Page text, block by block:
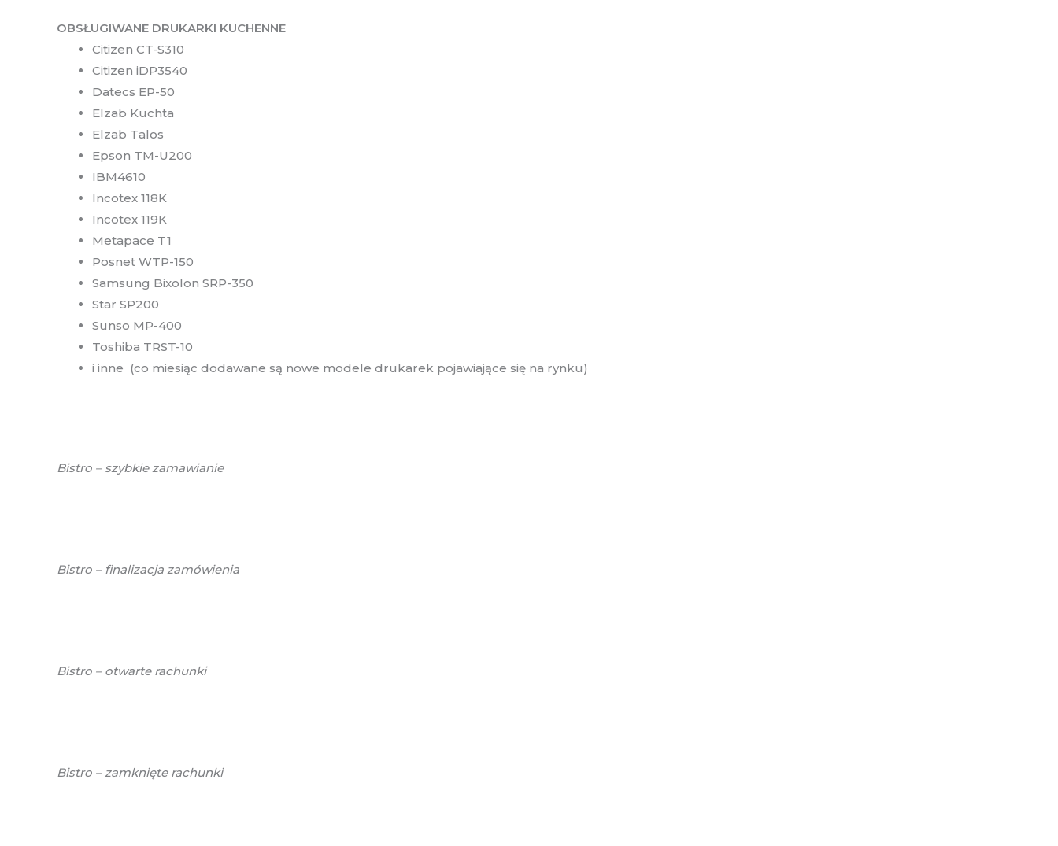
OBSŁUGIWANE DRUKARKI KUCHENNE
Citizen CT-S310
Citizen iDP3540
Datecs EP-50
Elzab Kuchta
Elzab Talos
Epson TM-U200
IBM4610
Incotex 118K
Incotex 119K
Metapace T1
Posnet WTP-150
Samsung Bixolon SRP-350
Star SP200
Sunso MP-400
Toshiba TRST-10
i inne (co miesiąc dodawane są nowe modele drukarek pojawiające się na rynku)
Bistro – szybkie zamawianie
Bistro – finalizacja zamówienia
Bistro – otwarte rachunki
Bistro – zamknięte rachunki